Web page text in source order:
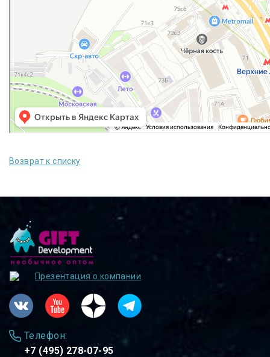
Возврат к списку
Презентация о компании
Телефон:
+7 (495) 278-07-95